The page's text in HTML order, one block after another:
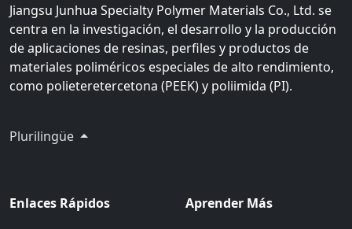
Jiangsu Junhua Specialty Polymer Materials Co., Ltd. se
centra en la investigación, el desarrollo y la producción
de aplicaciones de resinas, perfiles y productos de
materiales poliméricos especiales de alto rendimiento,
como polieteretercetona (PEEK) y poliimida (PI).
Plurilingüe
Enlaces Rápidos Aprender Más